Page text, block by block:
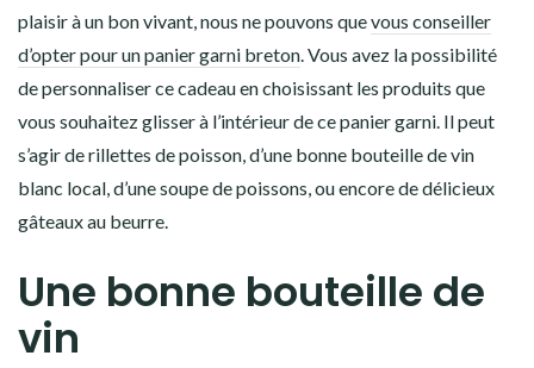
plaisir à un bon vivant, nous ne pouvons quevous conseiller
d’opter pour un panier garni breton . Vous avez la possibilité
de personnaliser ce cadeau en choisissant les produits que
vous souhaitez glisser à l’intérieur de ce panier garni. Il peut
s’agir de rillettes de poisson, d’une bonne bouteille de vin
blanc local, d’une soupe de poissons, ou encore de délicieux
gâteaux au beurre.
Une bonne bouteille de
vin